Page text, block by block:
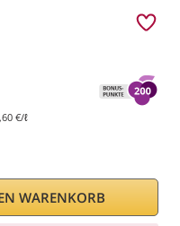
€/ℓ
WARENKORB